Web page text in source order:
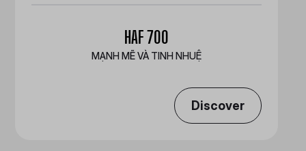
HAF 700
MẠNH MẼ VÀ TINH NHUỆ
Discover